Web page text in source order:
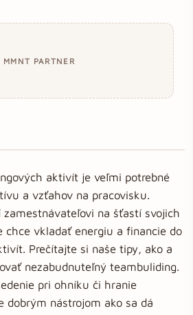
MMNT PARTNER
aktivít je veľmi potrebné
a vzťahov na pracovisku.
na šťastí svojich
chce vkladať energiu a financie do
Prečítajte si naše tipy, ako a
nezabudnuteľný teambuliding.
pri ohníku či hranie
dobrým nástrojom ako sa dá